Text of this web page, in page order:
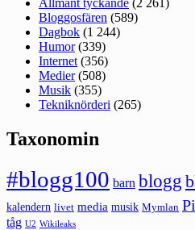
Allmänt tyckande (2 261)
Bloggosfären (589)
Dagbok (1 244)
Humor(339)
Internet (356)
Medier(508)
Musik (355)
Tekniknörderi (265)
Taxonomin
#blogg100 barn blogg
kalendern livet media musik Mymlan
tåg U2 Wikileaks